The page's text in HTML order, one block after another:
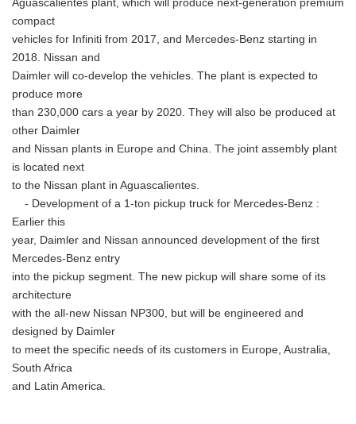
Aguascalientes plant, which will produce next-generation premium
compact
vehicles for Infiniti from 2017, and Mercedes-Benz starting in
2018. Nissan and
Daimler will co-develop the vehicles. The plant is expected to
produce more
than 230,000 cars a year by 2020. They will also be produced at
other Daimler
and Nissan plants in Europe and China. The joint assembly plant
is located next
to the Nissan plant in Aguascalientes.
- Development of a 1-ton pickup truck for Mercedes-Benz :
Earlier this
year, Daimler and Nissan announced development of the first
Mercedes-Benz entry
into the pickup segment. The new pickup will share some of its
architecture
with the all-new Nissan NP300, but will be engineered and
designed by Daimler
to meet the specific needs of its customers in Europe, Australia,
South Africa
and Latin America.